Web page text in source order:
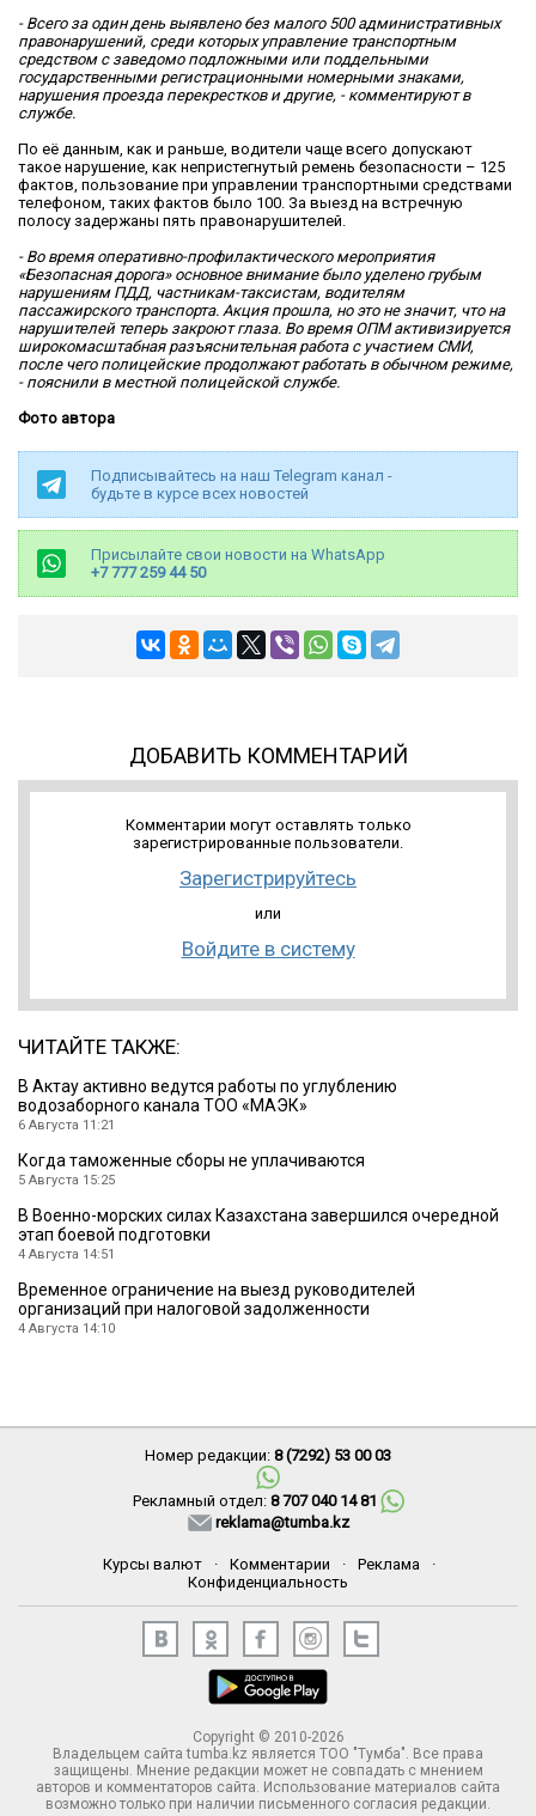
- Всего за один день выявлено без малого 500 административных
правонарушений, среди которых управление транспортным
средством с заведомо подложными или поддельными
государственными регистрационными номерными знаками,
нарушения проезда перекрестков и другие, - комментируют в
службе.
По её данным, как и раньше, водители чаще всего допускают
такое нарушение, как непристегнутый ремень безопасности – 125
фактов, пользование при управлении транспортными средствами
телефоном, таких фактов было 100. За выезд на встречную
полосу задержаны пять правонарушителей.
- Во время оперативно-профилактического мероприятия
«Безопасная дорога» основное внимание было уделено грубым
нарушениям ПДД, частникам-таксистам, водителям
пассажирского транспорта. Акция прошла, но это не значит, что на
нарушителей теперь закроют глаза. Во время ОПМ активизируется
широкомасштабная разъяснительная работа с участием СМИ,
после чего полицейские продолжают работать в обычном режиме,
- пояснили в местной полицейской службе.
Фото автора
Подписывайтесь на наш Telegram канал -
будьте в курсе всех новостей
Присылайте свои новости на WhatsApp
+7 777 259 44 50
ДОБАВИТЬ КОММЕНТАРИЙ
Комментарии могут оставлять только
зарегистрированные пользователи.
Зарегистрируйтесь
или
Войдите в систему
ЧИТАЙТЕ ТАКЖЕ:
В Актау активно ведутся работы по углублению
водозаборного канала ТОО «МАЭК»
6 Августа 11:21
Когда таможенные сборы не уплачиваются
5 Августа 15:25
В Военно-морских силах Казахстана завершился очередной
этап боевой подготовки
4 Августа 14:51
Временное ограничение на выезд руководителей
организаций при налоговой задолженности
4 Августа 14:10
Номер редакции: 8 (7292) 53 00 03
Рекламный отдел: 8 707 040 14 81
reklama@tumba.kz
Курсы валют · Комментарии · Реклама
·
Конфиденциальность
Copyright © 2010-2026
Владельцем сайта tumba.kz является ТОО "Тумба". Все права
защищены. Мнение редакции может не совпадать с мнением
авторов и комментаторов сайта. Использование материалов сайта
возможно только при наличии письменного согласия редакции.